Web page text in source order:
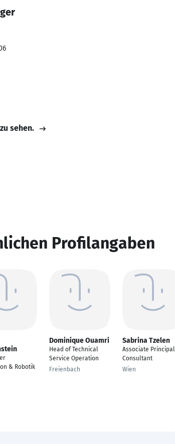
sehen.
Profilangaben
& Robotik
Dominique Ouamri
Head of Technical
Service Operation
Freienbach
Sabrina Tzelen
Associate Principal
Consultant
Wien